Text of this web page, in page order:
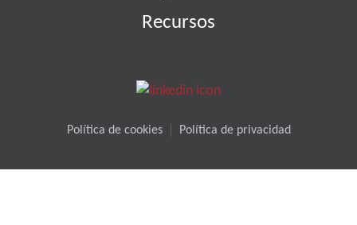
Recursos
Política de cookies Política de privacidad